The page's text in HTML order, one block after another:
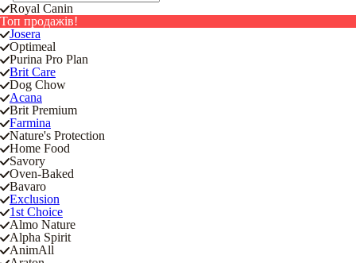
Royal Canin
Топ продажів!
Josera
Optimeal
Purina Pro Plan
Brit Care
Dog Chow
Acana
Brit Premium
Farmina
Nature's Protection
Home Food
Savory
Oven-Baked
Bavaro
Exclusion
1st Choice
Almo Nature
Alpha Spirit
AnimAll